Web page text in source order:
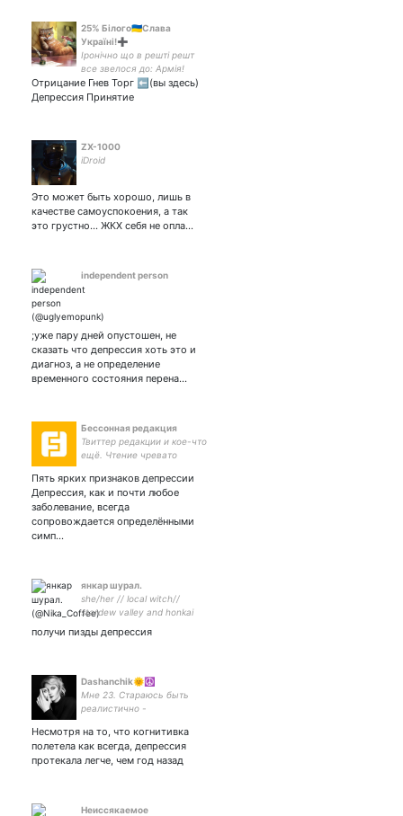
25% Білого🇺🇦Слава
Україні!➕️
Іронічно що в решті решт
все звелося до: Армія!
Мова! Віра! P.S. Кацапстан
має бути знищено!!!
Отрицание Гнев Торг ⬅️(вы здесь)
Депрессия Принятие
ZX-1000
iDroid
Это может быть хорошо, лишь в
качестве самоуспокоения, а так
это грустно... ЖКХ себя не опла…
independent person
;уже пару дней опустошен, не
сказать что депрессия хоть это и
диагноз, а не определение
временного состояния перена…
Бессонная редакция
Твиттер редакции и кое-что
ещё. Чтение чревато
гнева
Пять ярких признаков депрессии
Депрессия, как и почти любое
заболевание, всегда
сопровождается определёнными
симп…
янкар шурал.
she/her // local witch//
stardew valley and honkai
sometimes uk
получи пизды депрессия
Dashanchik🌞☮
Мне 23. Стараюсь быть
реалистично -
жизнь с юмором. Люблю
фк, настолки, мемы и
всевозможный креатив.
Несмотря на то, что когнитивка
полетела как всегда, депрессия
протекала легче, чем год назад
Неиссякаемое